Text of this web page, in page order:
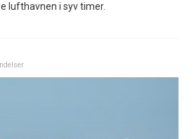
lufthavnen i syv timer.